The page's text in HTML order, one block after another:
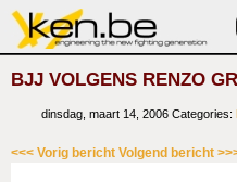
BJJ VOLGENS RENZO
dinsdag, maart 14, 2006 Categories:
<<< Vorig bericht Volgend bericht